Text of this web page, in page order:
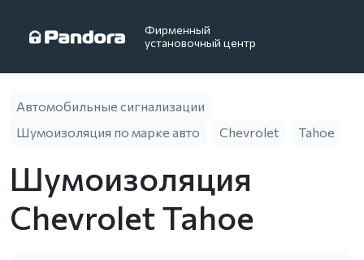
Фирменный
установочный центр
Автомобильные сигнализации
Шумоизоляция по марке авто
Chevrolet Tahoe
Шумоизоляция
Chevrolet Tahoe